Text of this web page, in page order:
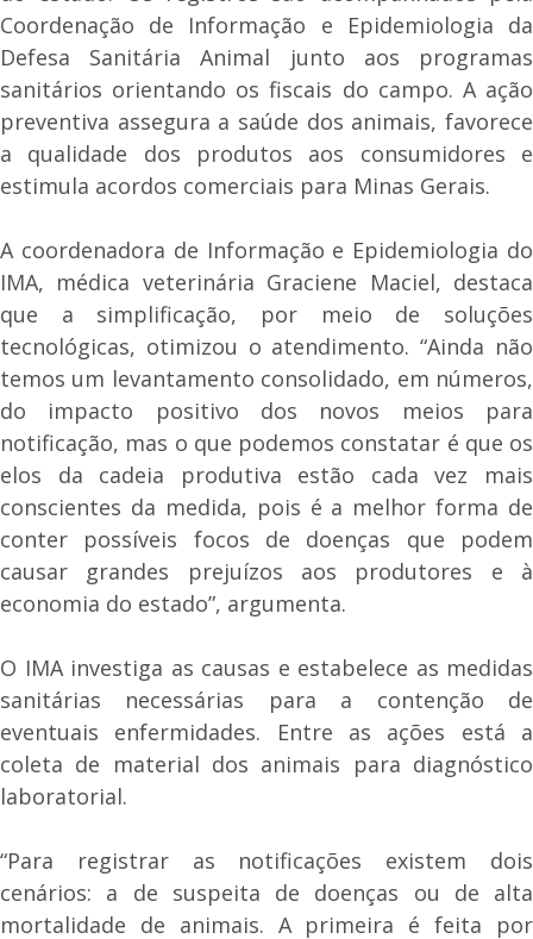
Coordenação de Informação e Epidemiologia da
Defesa Sanitária Animal junto aos programas
sanitários orientando os fiscais do campo. A ação
preventiva assegura a saúde dos animais, favorece
a qualidade dos produtos aos consumidores e
estimula acordos comerciais para Minas Gerais.
A coordenadora de Informação e Epidemiologia do
IMA, médica veterinária Graciene Maciel, destaca
que a simplificação, por meio de soluções
tecnológicas, otimizou o atendimento. “Ainda não
temos um levantamento consolidado, em números,
do impacto positivo dos novos meios para
notificação, mas o que podemos constatar é que os
elos da cadeia produtiva estão cada vez mais
conscientes da medida, pois é a melhor forma de
conter possíveis focos de doenças que podem
causar grandes prejuízos aos produtores e à
economia do estado”, argumenta.
O IMA investiga as causas e estabelece as medidas
sanitárias necessárias para a contenção de
eventuais enfermidades. Entre as ações está a
coleta de material dos animais para diagnóstico
laboratorial.
“Para registrar as notificações existem dois
cenários: a de suspeita de doenças ou de alta
mortalidade de animais. A primeira é feita por